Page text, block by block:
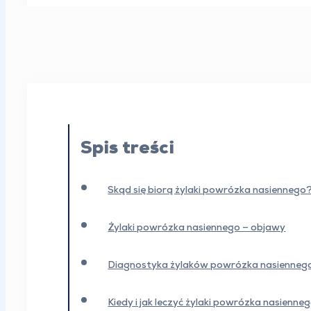
Spis treści
Skąd się biorą żylaki powrózka nasiennego?
Żylaki powrózka nasiennego – objawy
Diagnostyka żylaków powrózka
Kiedy i jak leczyć żylaki powrózka